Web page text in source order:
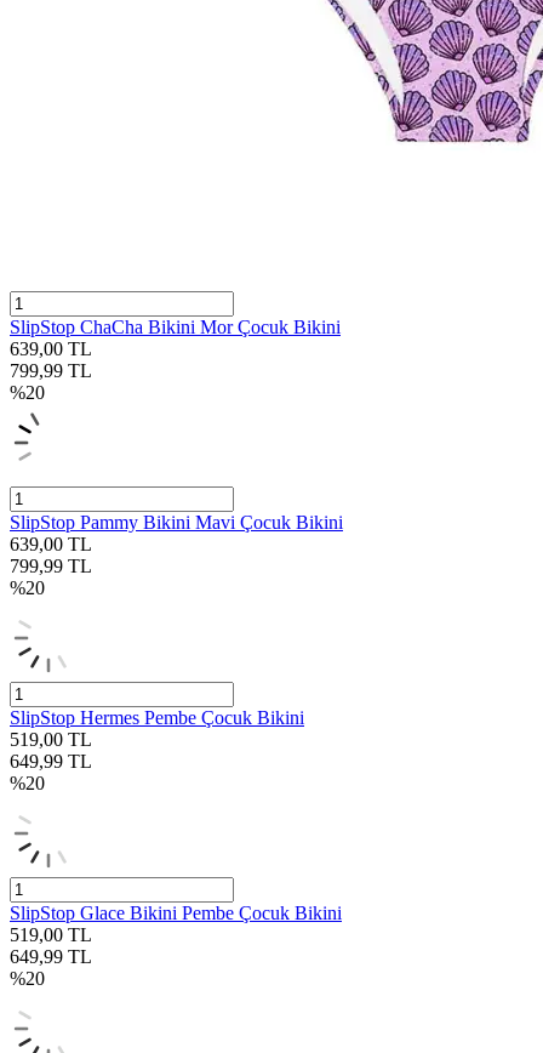
SlipStop ChaCha Bikini Mor Çocuk Bikini
639,00 TL
799,99 TL
%20
SlipStop Pammy Bikini Mavi Çocuk Bikini
639,00 TL
799,99 TL
%20
SlipStop Hermes Pembe Çocuk Bikini
519,00 TL
649,99 TL
%20
SlipStop Glace Bikini Pembe Çocuk Bikini
519,00 TL
649,99 TL
%20